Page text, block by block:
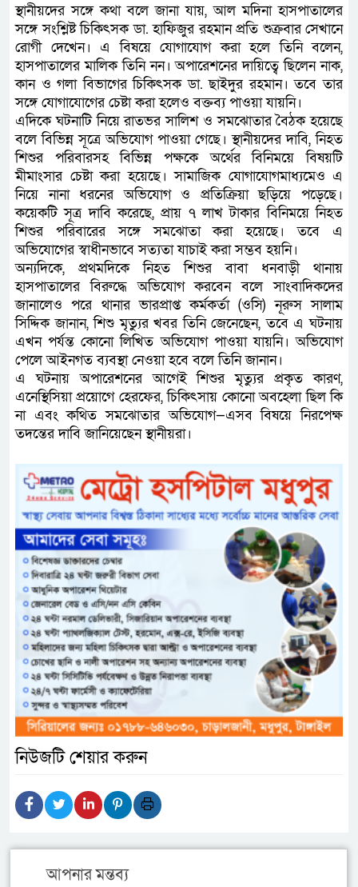
স্থানীয়দের সঙ্গে কথা বলে জানা যায়, আল মদিনা হাসপাতালের
সঙ্গে সংশ্লিষ্ট চিকিৎসক ডা. হাফিজুর রহমান প্রতি শুক্রবার সেখানে
রোগী দেখেন। এ বিষয়ে যোগাযোগ করা হলে তিনি বলেন,
হাসপাতালের মালিক তিনি নন। অপারেশনের দায়িত্বে ছিলেন নাক,
কান ও গলা বিভাগের চিকিৎসক ডা. ছাইদুর রহমান। তবে তার
সঙ্গে যোগাযোগের চেষ্টা করা হলেও বক্তব্য পাওয়া যায়নি।
এদিকে ঘটনাটি নিয়ে রাতভর সালিশ ও সমঝোতার বৈঠক হয়েছে
বলে বিভিন্ন সূত্রে অভিযোগ পাওয়া গেছে। স্থানীয়দের দাবি, নিহত
শিশুর পরিবারসহ বিভিন্ন পক্ষকে অর্থের বিনিময়ে বিষয়টি
মীমাংসার চেষ্টা করা হয়েছে। সামাজিক যোগাযোগমাধ্যমেও এ
নিয়ে নানা ধরনের অভিযোগ ও প্রতিক্রিয়া ছড়িয়ে পড়েছে।
কয়েকটি সূত্র দাবি করেছে, প্রায় ৭ লাখ টাকার বিনিময়ে নিহত
শিশুর পরিবারের সঙ্গে সমঝোতা করা হয়েছে। তবে এ
অভিযোগের স্বাধীনভাবে সত্যতা যাচাই করা সম্ভব হয়নি।
অন্যদিকে, প্রথমদিকে নিহত শিশুর বাবা ধনবাড়ী থানায়
হাসপাতালের বিরুদ্ধে অভিযোগ করবেন বলে সাংবাদিকদের
জানালেও পরে থানার ভারপ্রাপ্ত কর্মকর্তা (ওসি) নূরুস সালাম
সিদ্দিক জানান, শিশু মৃত্যুর খবর তিনি জেনেছেন, তবে এ ঘটনায়
এখন পর্যন্ত কোনো লিখিত অভিযোগ পাওয়া যায়নি। অভিযোগ
পেলে আইনগত ব্যবস্থা নেওয়া হবে বলে তিনি জানান।
এ ঘটনায় অপারেশনের আগেই শিশুর মৃত্যুর প্রকৃত কারণ,
এনেস্থিসিয়া প্রয়োগে হেরফের, চিকিৎসায় কোনো অবহেলা ছিল কি
না এবং কথিত সমঝোতার অভিযোগ—এসব বিষয়ে নিরপেক্ষ
তদন্তের দাবি জানিয়েছেন স্থানীয়রা।
নিউজটি শেয়ার করুন
আপনার মন্তব্য